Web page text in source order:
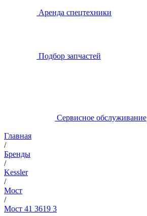
Аренда спецтехники
Подбор запчастей
Сервисное обслуживание
Главная
/
Бренды
/
Kessler
/
Мост
/
Мост 41 3619 3